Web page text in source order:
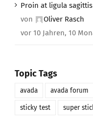
Proin at ligula
von
Oliver Rasch
vor 10 Jahren, 10
Topic Tags
avada avada forum
sticky test super